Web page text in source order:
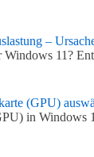
–
11?
(GPU)
in Windows